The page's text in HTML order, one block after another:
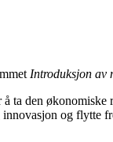
Introduksjon av
ta den
og flytte